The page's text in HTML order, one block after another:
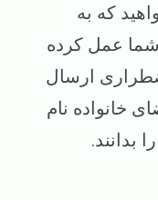
که به
عمل کرده
ارسال
خانواده نام